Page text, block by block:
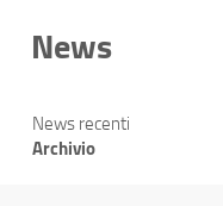
News
News recenti
Archivio